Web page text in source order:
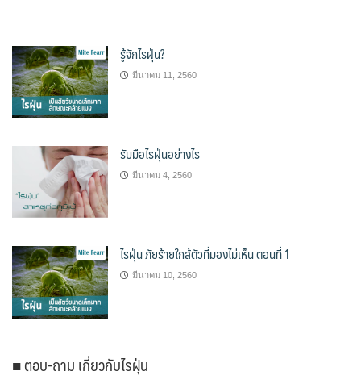
รู้จักไรฝุ่น?
มีนาคม 11, 2560
รับมือไรฝุ่นอย่างไร
มีนาคม 4, 2560
ไรฝุ่น ภัยร้ายใกล้ตัวที่มองไม่เห็น ตอนที่ 1
มีนาคม 10, 2560
■ ตอบ-ถาม เกี่ยวกับไรฝุ่น